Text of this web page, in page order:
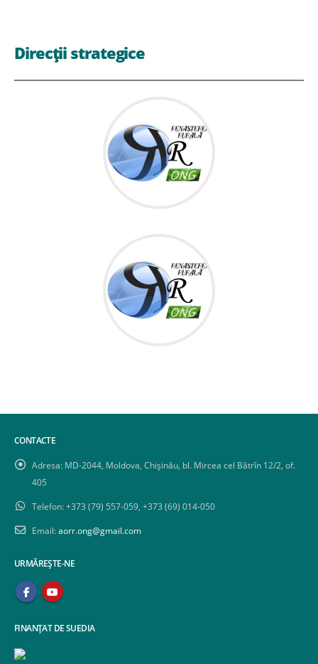
Direcții strategice
CONTACTE
Adresa: MD-2044, Moldova, Chișinău, bl. Mircea cel Bătrîn 12/2, of.
405
Telefon:+373 (79) 557-059, +373 (69) 014-050
Email:aorr.ong@gmail.com
URMĂREȘTE-NE
FINANȚAT DE SUEDIA